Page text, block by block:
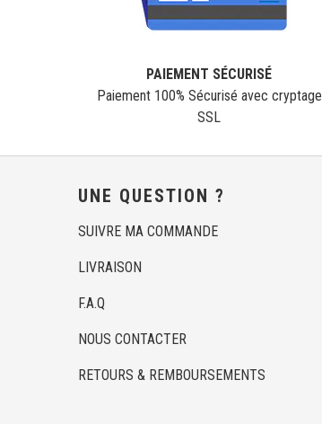
PAIEMENT SÉCURISÉ
Paiement 100% Sécurisé avec cryptage
SSL
UNE QUESTION ?
SUIVRE MA COMMANDE
LIVRAISON
F.A.Q
NOUS CONTACTER
RETOURS & REMBOURSEMENTS